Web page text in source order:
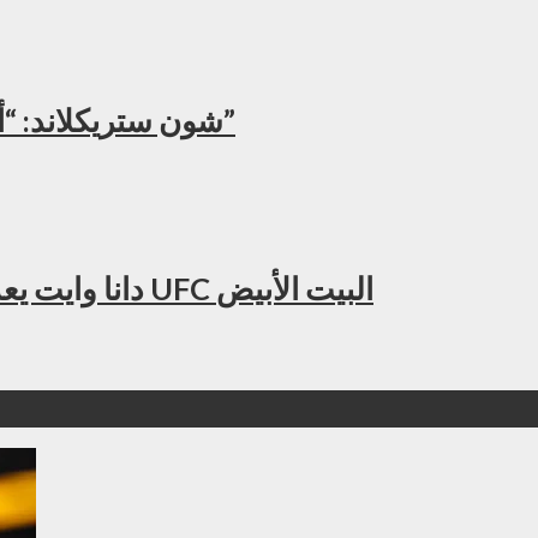
شون ستريكلاند: “أنا الوحيد القادر على هزيمة حمزة شيماييف”
دانا وايت يعد بليلة تاريخية ستحطم أرقام المشاهدة في UFC البيت الأبيض